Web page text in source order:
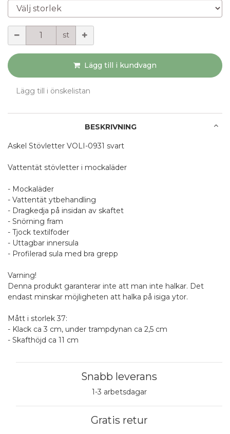
Välj storlek
st
Lägg till i kundvagn
Lägg till i önskelistan
BESKRIVNING
Askel Stövletter VOLI-0931 svart
Vattentät stövletter i mockaläder
- Mockaläder
- Vattentät ytbehandling
- Dragkedja på insidan av skaftet
- Snörning fram
- Tjock textilfoder
- Uttagbar innersula
- Profilerad sula med bra grepp
Varning!
Denna produkt garanterar inte att man inte halkar. Det
endast minskar möjligheten att halka på isiga ytor.
Mått i storlek 37:
- Klack ca 3 cm, under trampdynan ca 2,5 cm
- Skafthöjd ca 11 cm
Snabb leverans
1-3 arbetsdagar
Gratis retur